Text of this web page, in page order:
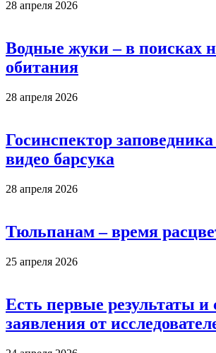
28 апреля 2026
Водные жуки – в поисках
обитания
28 апреля 2026
Госинспектор
видео барсука
28 апреля 2026
Тюльпанам – время
25 апреля 2026
Есть первые результаты и
заявления от